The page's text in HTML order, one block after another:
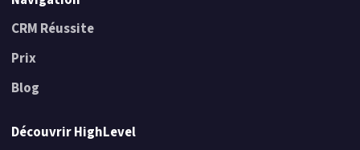
CRM Réussite
Prix
Blog
Découvrir HighLevel